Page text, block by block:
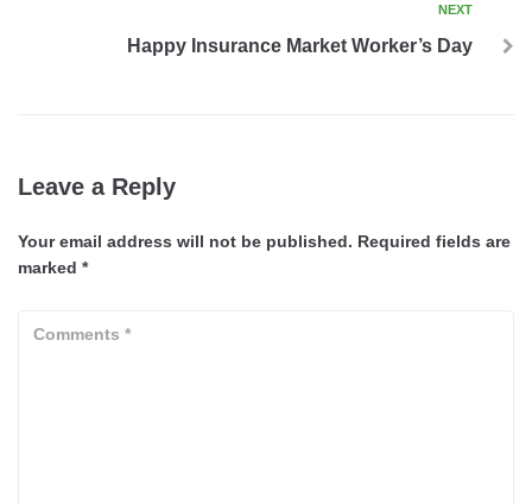
NEXT
Happy Insurance Market Worker’s Day
Leave a Reply
Your email address will not be published. Required fields are
marked *